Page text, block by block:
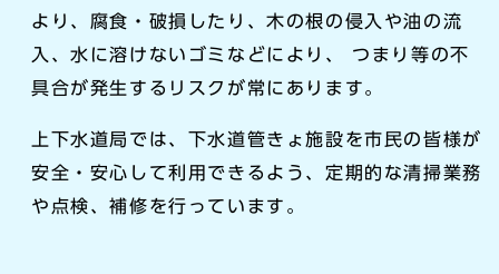
より、腐食・破損したり、木の根の侵入や油の流
入、水に溶けないゴミなどにより、 つまり等の不
具合が発生するリスクが常にあります。
上下水道局では、下水道管きょ施設を市民の皆様が
安全・安心して利用できるよう、定期的な清掃業務
や点検、補修を行っています。